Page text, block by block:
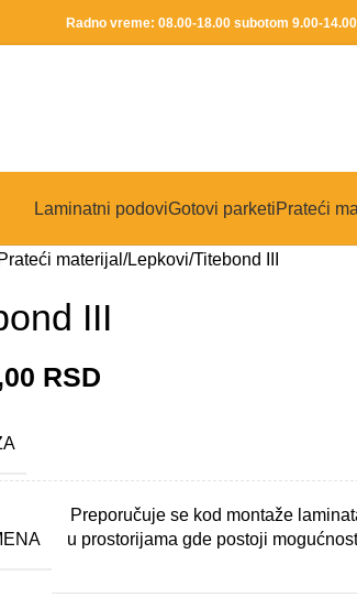
Radno vreme: 08.00-18.00 subotom 9.00-14.00
Laminatni podoviGotovi parketiPrateći
materijal Lepkovi Titebond III
III
RSD
Preporučuje se kod montaže
u prostorijama gde postoji